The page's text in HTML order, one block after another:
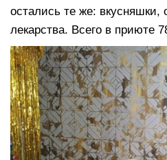
остались те же: вкусняшки,
лекарства. Всего в приюте